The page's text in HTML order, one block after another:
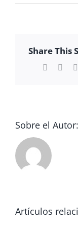
Share This
Facebook
Sobre el Autor:
Artículos